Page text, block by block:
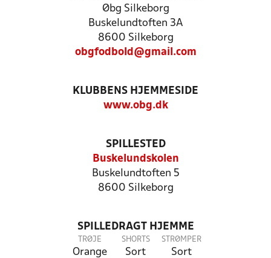
Øbg Silkeborg
Buskelundtoften 3A
8600 Silkeborg
obgfodbold@gmail.com
KLUBBENS HJEMMESIDE
www.obg.dk
SPILLESTED
Buskelundskolen
Buskelundtoften 5
8600 Silkeborg
SPILLEDRAGT HJEMME
TRØJE
Orange
SHORTS
Sort
STRØMPER
Sort